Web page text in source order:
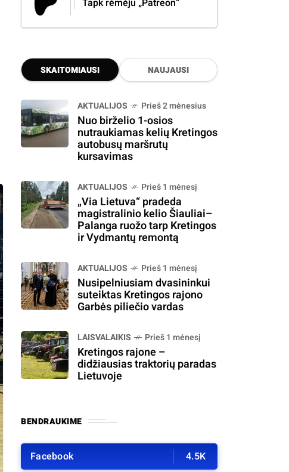
Tapk rėmėju „Patreon“
SKAITOMIAUSI NAUJAUSI
AKTUALIJOS Prieš 2 mėnesius
Nuo birželio 1-osios
nutraukiamas kelių Kretingos
autobusų maršrutų
kursavimas
AKTUALIJOS Prieš 1 mėnesį
„Via Lietuva“ pradeda
magistralinio kelio Šiauliai–
Palanga ruožo tarp Kretingos
ir Vydmantų remontą
AKTUALIJOS Prieš 1 mėnesį
Nusipelniusiam dvasininkui
suteiktas Kretingos rajono
Garbės piliečio vardas
LAISVALAIKIS Prieš 1 mėnesį
Kretingos rajone –
didžiausias traktorių paradas
Lietuvoje
BENDRAUKIME
Facebook 4.5K